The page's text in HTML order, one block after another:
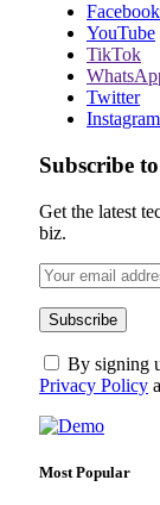
Facebook
YouTube
TikTok
Twitter
Instagram
Subscribe
Get the latest
biz.
By signing
Privacy Policy
Most Popular